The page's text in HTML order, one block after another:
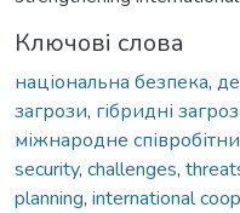
Ключові слова
національна безпека,
загрози, гібридні
міжнародне
security, challenges,
planning, international